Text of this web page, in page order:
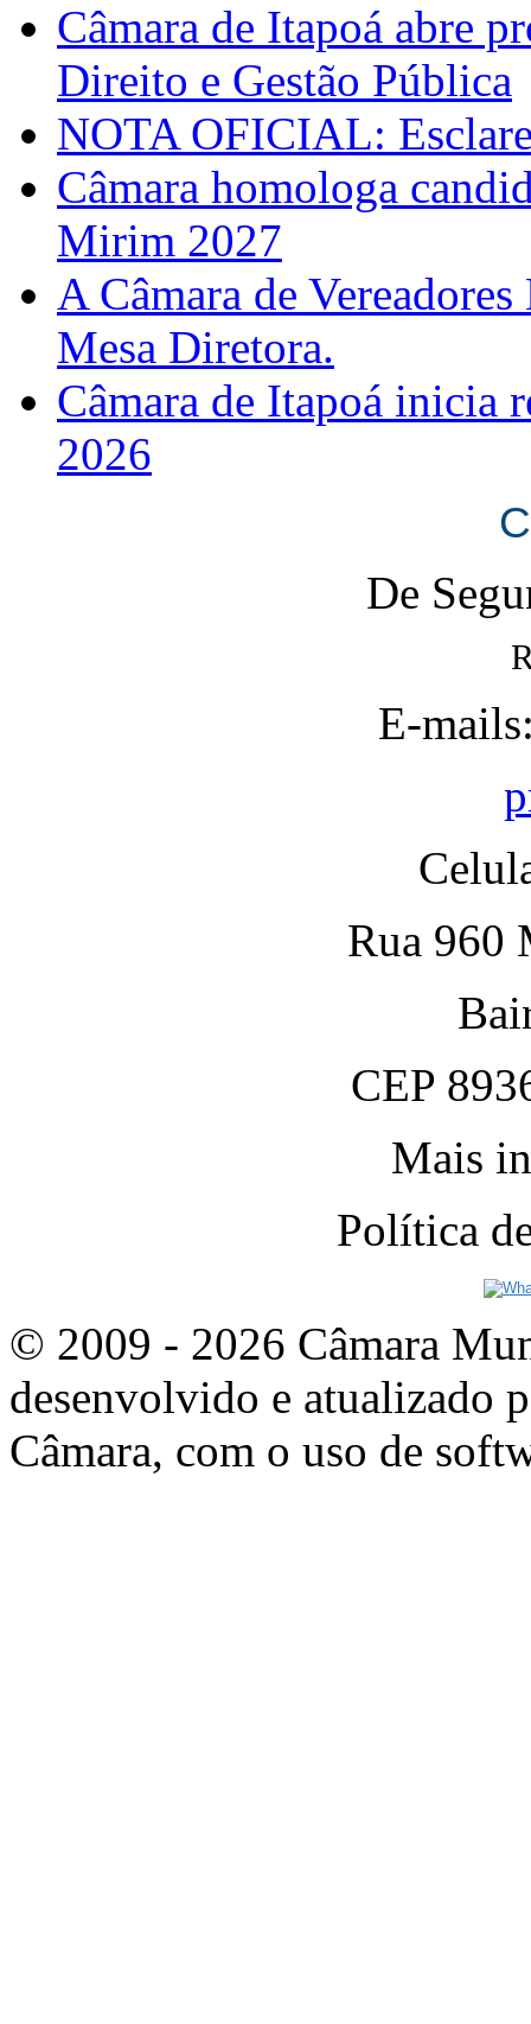
Câmara de Itapoá abre
Direito e Gestão Pública
NOTA OFICIAL:
Câmara homologa
Mirim 2027
A Câmara de
Mesa Diretora.
Câmara de Itapoá inicia
2026
De
E-
Rua 960
CEP
Mais
Política
© 2009 - 2026 Câmara
desenvolvido e atualizado
Câmara, com o uso de